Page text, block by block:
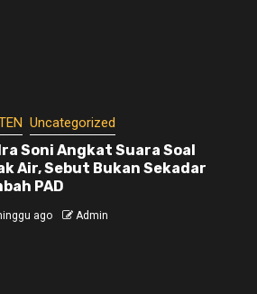
Uncategorized
Soni Angkat Suara Soal
Air, Sebut Bukan Sekadar
PAD
ago Admin